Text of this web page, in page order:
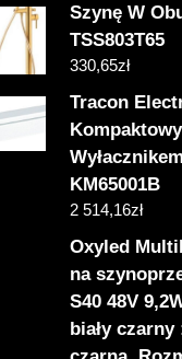
Szynę W
TSS803T65
330,65zł
Tracon
KM65001B
2 514,16zł
Oxyled
na
S40 48V
biały